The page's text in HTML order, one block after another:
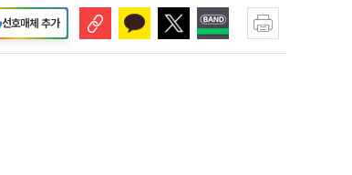
선호매체 추가